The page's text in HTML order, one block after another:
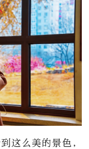
这么美的景色，